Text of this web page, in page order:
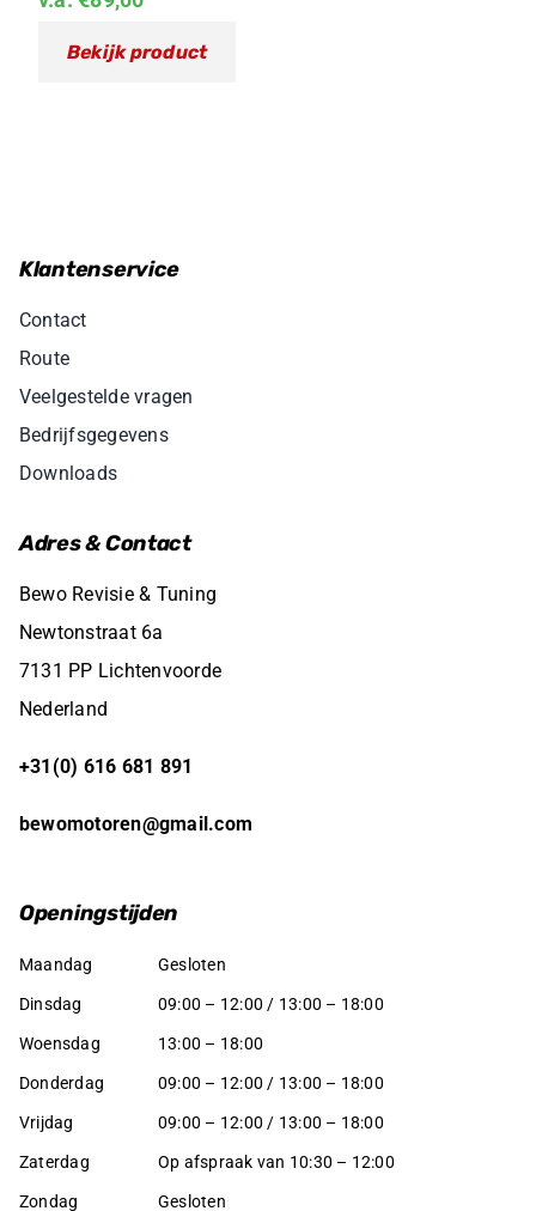
Bekijk product
Klantenservice
Contact
Route
Veelgestelde vragen
Bedrijfsgegevens
Downloads
Adres & Contact
Bewo Revisie & Tuning
Newtonstraat 6a
7131 PP Lichtenvoorde
Nederland
+31(0) 616 681 891
bewomotoren@gmail.com
Openingstijden
Maandag Gesloten
Dinsdag 09:00 – 12:00 / 13:00 – 18:00
Woensdag 13:00 – 18:00
Donderdag 09:00 – 12:00 / 13:00 – 18:00
Vrijdag 09:00 – 12:00 / 13:00 – 18:00
Zaterdag Op afspraak van 10:30 – 12:00
Zondag Gesloten